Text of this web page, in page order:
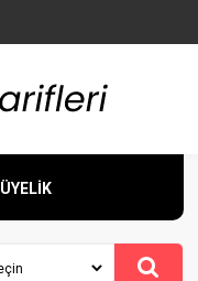
ÜYELİK